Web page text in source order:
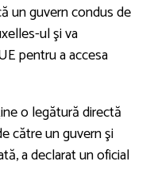
un guvern condus de
ul şi va
pentru a accesa
o legătură directă
către un guvern şi
a declarat un oficial